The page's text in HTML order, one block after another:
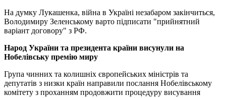
На думку Лукашенка, війна в Україні незабаром закінчиться,
Володимиру Зеленському варто підписати "прийнятний
варіант договору" з РФ.
Народ України та президента країни висунули на
Нобелівську премію миру
Група чинних та колишніх європейських міністрів та
депутатів з низки країн направили послання Нобелівському
комітету з проханням продовжити процедуру висування